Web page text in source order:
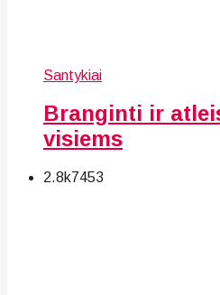
Santykiai
Branginti ir
visiems
2.8k7453